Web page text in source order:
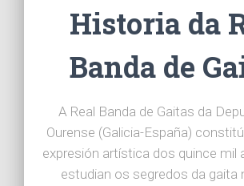
Historia da
Banda de
A Real Banda de Gaitas da
Ourense (Galicia-España)
expresión artística dos quince mil
estudian os segredos da gaita